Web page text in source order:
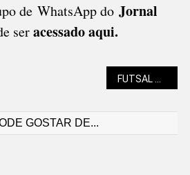
de WhatsApp do Jornal
seracessado aqui.
GOSTAR DE...